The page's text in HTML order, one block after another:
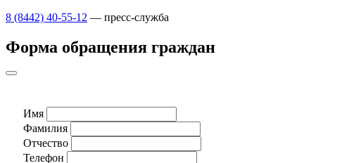
8 (8442) 40-55-12 — пресс-служба
Форма обращения граждан
Имя
Фамилия
Отчество
Телефон